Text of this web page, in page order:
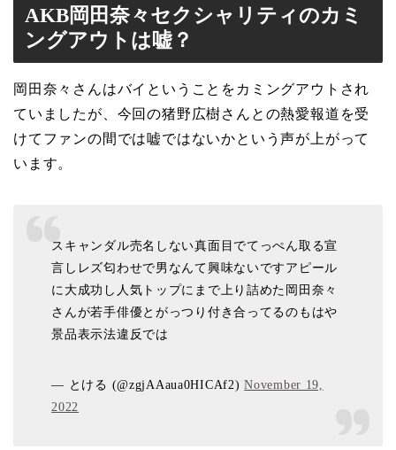
AKB岡田奈々セクシャリティのカミ
ングアウトは嘘？
岡田奈々さんはバイということをカミングアウトされ
ていましたが、今回の猪野広樹さんとの熱愛報道を受
けてファンの間では嘘ではないかという声が上がって
います。
スキャンダル売名しない真面目でてっぺん取る宣
言しレズ匂わせで男なんて興味ないですアピール
に大成功し人気トップにまで上り詰めた岡田奈々
さんが若手俳優とがっつり付き合ってるのもはや
景品表示法違反では
— とける (@zgjAAaua0HICAf2)November 19,
2022